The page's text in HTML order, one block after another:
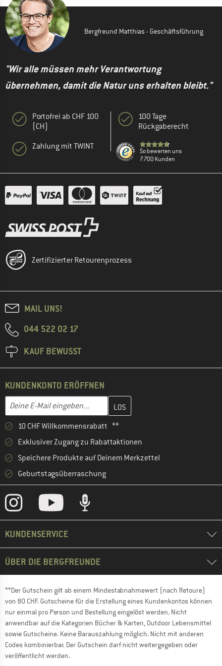
Bergfreund Matthias - Geschäftsführung
"Wir alle müssen mehr Verantwortung
übernehmen, damit die Natur uns erhalten bleibt."
Portofrei ab CHF 100
(CH)
Zahlung mit TWINT
100 Tage
Rückgaberecht
So bewerten uns
7.700 Kunden
Zertifizierter Retourenprozess
MAIL UNS!
044 522 02 17
KAUF BEWUSST
KUNDENKONTO ERÖFFNEN
E-Mail-Adresse
Gib hier deine E-Mail-Adresse ein und erstelle im nächsten
10 CHF Willkommensrabatt **
Exklusiver Zugang zu Rabattaktionen
Speichere Produkte auf Deinem Merkzettel
Geburtstagsüberraschung
KUNDENSERVICE
ÜBER DIE BERGFREUNDE
**Der Gutschein gilt ab einem Mindestabnahmewert (nach Retoure)
von 80 CHF. Gutscheine für die Erstellung eines Kundenkontos können
nur einmal pro Person und Bestellung eingelöst werden. Nicht
anwendbar auf die Kategorien Bücher & Karten, Outdoor Lebensmittel
sowie Gutscheine. Keine Barauszahlung möglich. Nicht mit anderen
Codes kombinierbar. Der Gutschein darf nicht weitergegeben oder
veröffentlicht werden.